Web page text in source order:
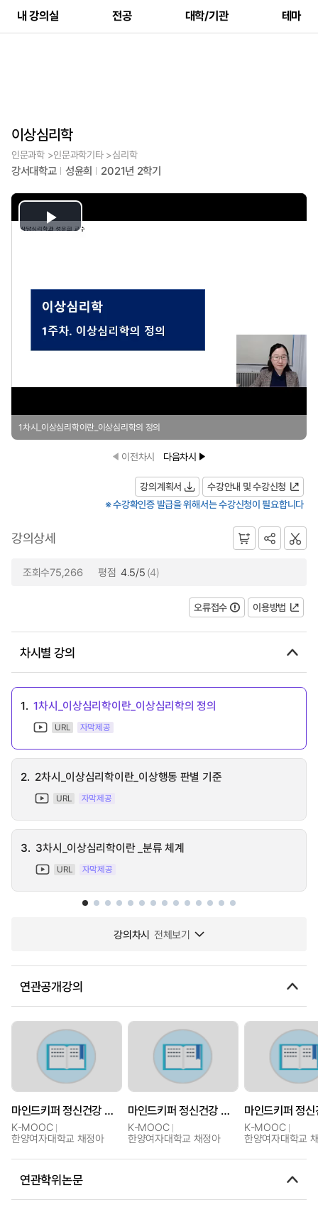
내 강의실 전공 대학/기관 테마
이상심리학
인문과학 >인문과학기타 >심리학
강서대학교 성윤희 2021년 2학기
Play
1차시_이상심리학이란_이상심리학의 정의
이전차시 다음차시
강의계획서
수강안내 및 수강신청
※ 수강확인증 발급을 위해서는 수강신청이 필요합니다
강의상세
조회수75,266 평점 4.5/5 (4)
오류접수 이용방법
차시별 강의
1. 1차시_이상심리학이란_이상심리학의 정의
URL 자막제공
2. 2차시_이상심리학이란_이상행동 판별 기준
URL 자막제공
3. 3차시_이상심리학이란 _분류 체계
URL 자막제공
강의차시 전체보기
연관공개강의
마인드키퍼 정신건강 초기단기 개입과정
K-MOOC
한양여자대학교 채정아
마인드키퍼 정신건강 초기단기 개입과정
K-MOOC
한양여자대학교 채정아
K-MOOC
한양여자대학교
연관학위논문